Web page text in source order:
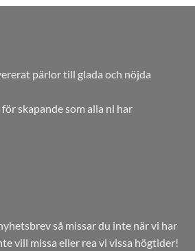
priset
pärlor till glada och nöjda
skapande som alla ni har
så missar du inte när vi har
vill missa eller rea vi vissa högtider!